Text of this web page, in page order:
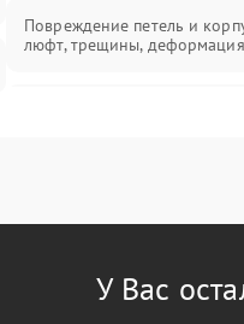
Повреждение петель и
люфт, трещины, деформация
Перегрев из‑за пыли, износа
У Вас